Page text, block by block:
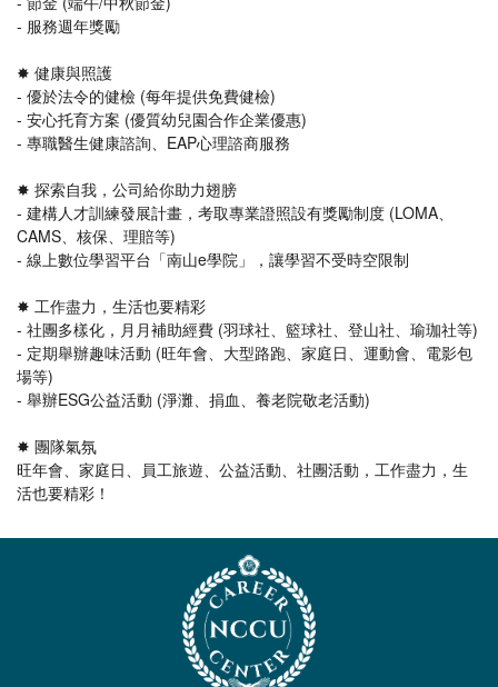
- 服務週年獎勵
✸ 健康與照護
- 優於法令的健檢 (每年提供免費健檢)
- 安心托育方案 (優質幼兒園合作企業優惠)
- 專職醫生健康諮詢、EAP心理諮商服務
✸ 探索自我，公司給你助力翅膀
- 建構人才訓練發展計畫，考取專業證照設有獎勵制度 (LOMA、
CAMS、核保、理賠等)
- 線上數位學習平台「南山e學院」，讓學習不受時空限制
✸ 工作盡力，生活也要精彩
- 社團多樣化，月月補助經費 (羽球社、籃球社、登山社、瑜珈社等)
- 定期舉辦趣味活動 (旺年會、大型路跑、家庭日、運動會、電影包
場等)
- 舉辦ESG公益活動 (淨灘、捐血、養老院敬老活動)
✸ 團隊氣氛
旺年會、家庭日、員工旅遊、公益活動、社團活動，工作盡力，生
活也要精彩！